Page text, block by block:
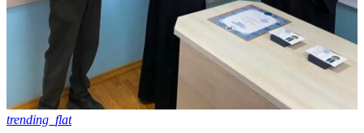
trending_flat